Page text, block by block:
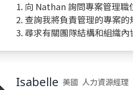
1. 向 Nathan 詢問專案管理職
2. 查詢我將負責管理的專案的
3. 尋求有關團隊結構和組織內
Isabelle 美國 人力資源經理